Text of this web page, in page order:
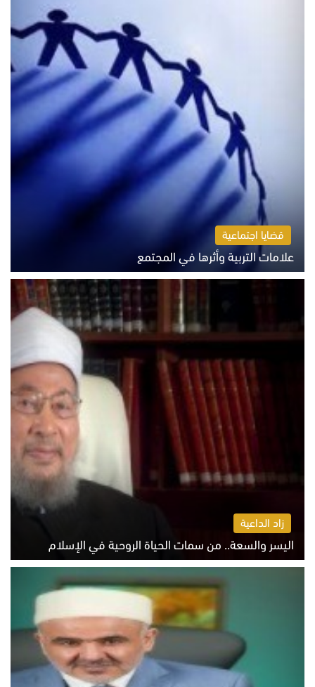
قضايا اجتماعية
علامات التربية وأثرها في المجتمع
الثلاثاء 4 أغسطس 2026 12:50 م
زاد الداعية
اليسر والسعة.. من سمات الحياة الروحية في الإسلام
الثلاثاء 4 أغسطس 2026 12:56 م